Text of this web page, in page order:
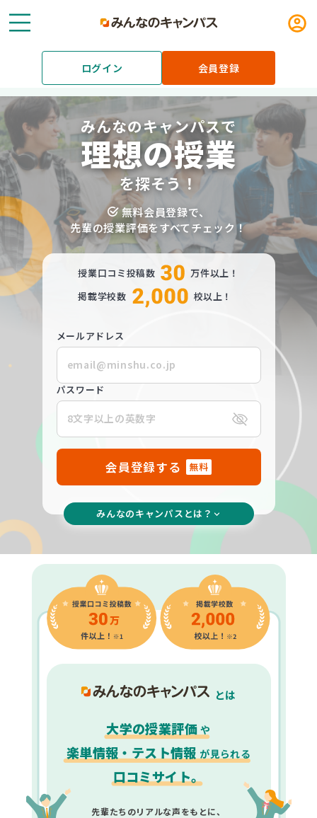
ログイン 会員登録
みんなのキャンパスで
理想の授業
を探そう！
無料会員登録で、
先輩の授業評価をすべてチェック！
授業口コミ投稿数
万件以上！
掲載学校数
校以上！
メールアドレス
パスワード
会員登録する 無料
みんなのキャンパスとは？
とは
大学の授業評価や
楽単情報・テスト情報 が見られる
口コミサイト。
先輩たちのリアルな声をもとに、